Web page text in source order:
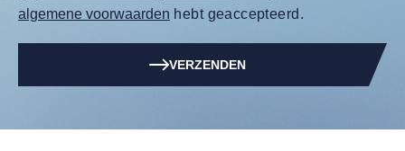
algemene voorwaarden hebt geaccepteerd.
VERZENDEN